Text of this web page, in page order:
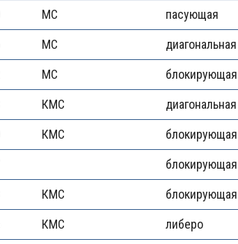
МС пасующая
МС диагональная
МС блокирующая
КМС диагональная
КМС блокирующая
блокирующая
КМС блокирующая
КМС либеро